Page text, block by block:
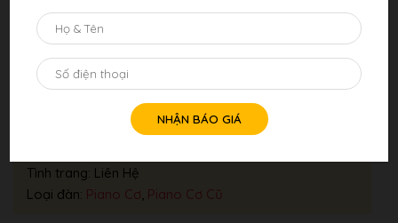
Đàn Piano Cơ Yamaha MX300R
Tình trang: Liên Hệ
Loại đàn: Piano Cơ Piano Cơ Cũ